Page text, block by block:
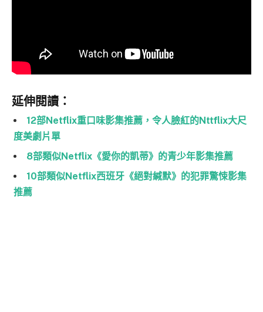
延伸閱讀：
12部Netflix重口味影集推薦，令人臉紅的Nttflix大尺
度美劇片單
8部類似Netflix《愛你的凱蒂》的青少年影集推薦
10部類似Netflix西班牙《絕對緘默》的犯罪驚悚影集
推薦